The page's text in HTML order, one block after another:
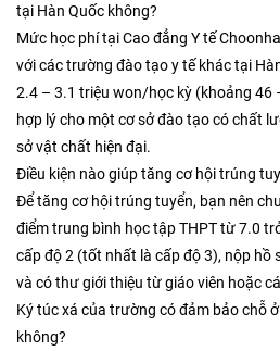
tại Hàn Quốc không?
Mức học phí tại Cao đẳng Y tế
với các trường đào tạo y tế khác tại
2.4 – 3.1 triệu won/học kỳ (khoảng 46
hợp lý cho một cơ sở đào tạo có chất
sở vật chất hiện đại.
Điều kiện nào giúp tăng cơ hội trúng
Để tăng cơ hội trúng tuyển, bạn nên
điểm trung bình học tập THPT từ 7.0
cấp độ 2 (tốt nhất là cấp độ 3), nộp hồ
và có thư giới thiệu từ giáo viên hoặc
Ký túc xá của trường có đảm bảo chỗ
không?